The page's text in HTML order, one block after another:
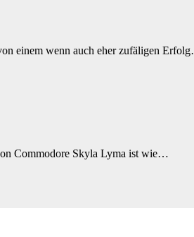
einem wenn auch eher zufäligen
Commodore Skyla Lyma ist wie…